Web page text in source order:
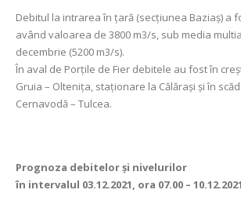
Debitul la intrarea în ţară (secţiunea Baziaş) a
având valoarea de 3800 m3/s, sub media
decembrie (5200 m3/s).
În aval de Porţile de Fier debitele au fost în
Gruia – Oltenița, staționare la Călărași și în
Cernavodă – Tulcea.
Prognoza debitelor şi nivelurilor
în intervalul 03.12.2021, ora 07.00 –